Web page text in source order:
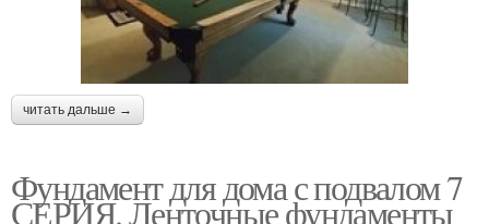
читать дальше →
Фундамент для дома с подвалом 7
СЕРИЯ. Ленточные фундаменты